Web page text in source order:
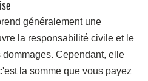
généralement une
la responsabilité civile et le
Cependant, elle
la somme que vous payez